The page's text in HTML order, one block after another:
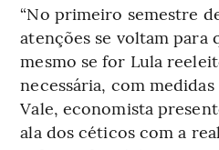
“No primeiro semestre
atenções se voltam para
mesmo se for Lula
necessária, com medidas
Vale, economista
ala dos céticos com a